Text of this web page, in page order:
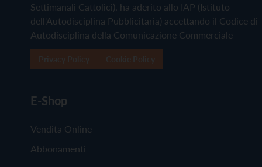
Settimanali Cattolici), ha aderito allo IAP (Istituto
dell'Autodisciplina Pubblicitaria) accettando il Codice di
Autodisciplina della Comunicazione Commerciale
E-Shop
Vendita Online
Abbonamenti